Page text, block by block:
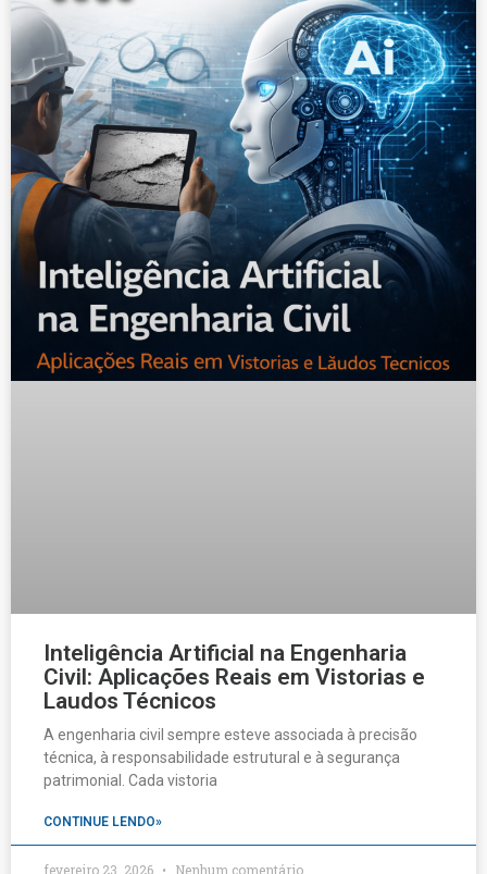
Inteligência Artificial na Engenharia
Civil: Aplicações Reais em Vistorias e
Laudos Técnicos
A engenharia civil sempre esteve associada à precisão
técnica, à responsabilidade estrutural e à segurança
patrimonial. Cada vistoria
CONTINUE LENDO»
fevereiro 23, 2026 Nenhum comentário